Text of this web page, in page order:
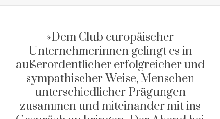
»Dem Club europäischer
Unternehmerinnen gelingt es in
außerordentlicher erfolgreicher und
sympathischer Weise, Menschen
unterschiedlicher Prägungen
zusammen und miteinander mit ins